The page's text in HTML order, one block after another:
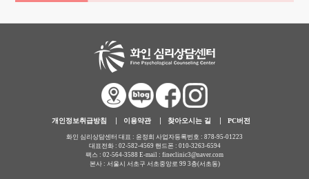
개인정보취급방침 이용약관 찾아오시는 길 PC버전
화인 심리상담센터 대표 : 윤정희 사업자등록번호 : 878-95-01223
대표전화 : 02-582-4569 핸드폰 : 010-3263-6594
팩스 : 02-564-3588 E-mail : fineclinic3@naver.com
본사 : 서울시 서초구 서초중앙로 99 3층(서초동)